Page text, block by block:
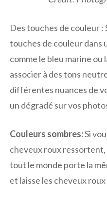
Des touches de couleur :
touches de couleur dans
comme le bleu marine ou
associer à des tons
différentes nuances de
un dégradé sur vos
Couleurs sombres:Si
cheveux roux
tout le monde porte la
et laisse les cheveux